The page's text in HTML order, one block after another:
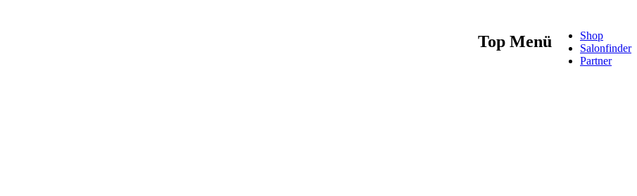
Top Menü
Shop
Salonfinder
Partner